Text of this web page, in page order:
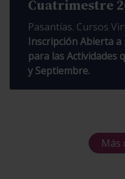
Cuatrimestre
Pasantías. Cursos
Inscripción Abierta
para las Actividades
y Septiembre.
Más